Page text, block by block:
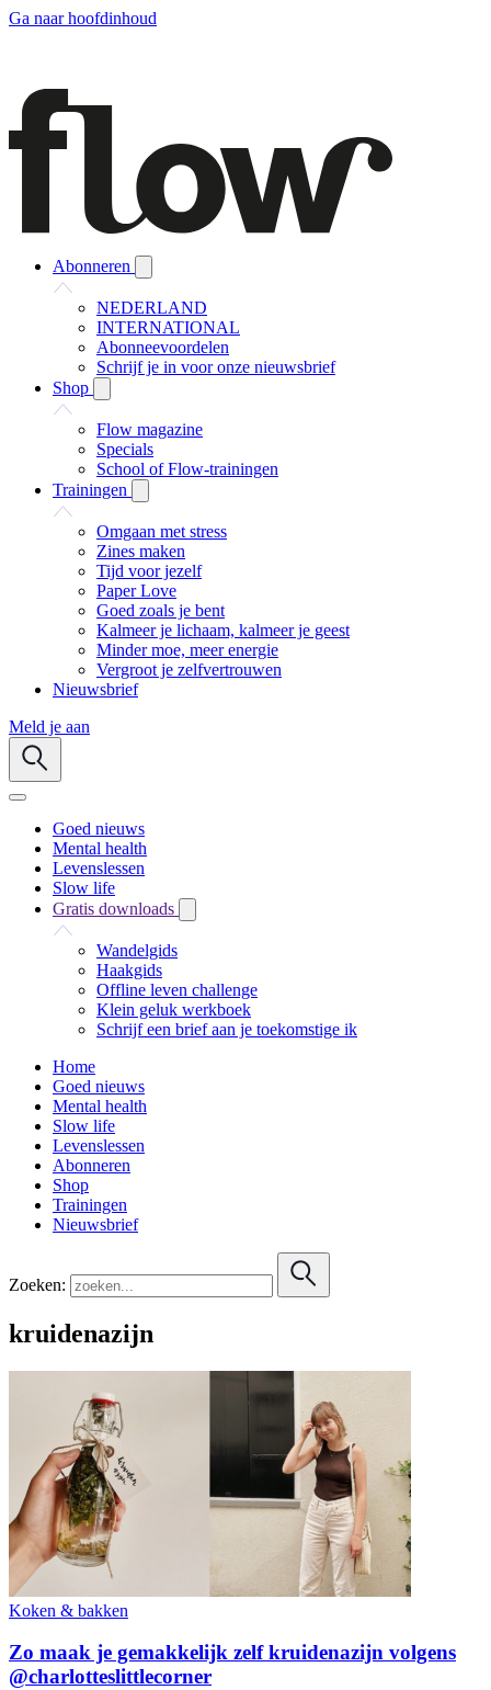
Ga naar hoofdinhoud
Abonneren
NEDERLAND
INTERNATIONAL
Abonneevoordelen
Schrijf je in voor onze nieuwsbrief
Shop
Flow magazine
Specials
School of Flow-trainingen
Trainingen
Omgaan met stress
Zines maken
Tijd voor jezelf
Paper Love
Goed zoals je bent
Kalmeer je lichaam, kalmeer je geest
Minder moe, meer energie
Vergroot je zelfvertrouwen
Nieuwsbrief
Meld je aan
Goed nieuws
Mental health
Levenslessen
Slow life
Gratis downloads
Wandelgids
Haakgids
Offline leven challenge
Klein geluk werkboek
Schrijf een brief aan je toekomstige ik
Home
Goed nieuws
Mental health
Slow life
Levenslessen
Abonneren
Shop
Trainingen
Nieuwsbrief
Zoeken:
kruidenazijn
Koken & bakken
Zo maak je gemakkelijk zelf kruidenazijn volgens
@charlotteslittlecorner